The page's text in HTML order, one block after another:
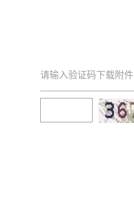
请输入验证码下载附件